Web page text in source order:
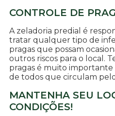
CONTROLE DE
A zeladoria predial é
tratar qualquer tipo de
pragas que possam
outros riscos para o local.
pragas é muito importante
de todos que circulam
MANTENHA SEU
CONDIÇÕES!